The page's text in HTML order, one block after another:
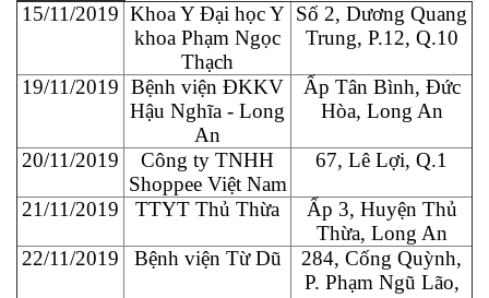
15/11/2019 Khoa Y Đại học Y
khoa Phạm Ngọc
Thạch
Số 2, Dương Quang
Trung, P.12, Q.10
19/11/2019 Bệnh viện ĐKKV
Hậu Nghĩa - Long
An
Ấp Tân Bình, Đức
Hòa, Long An
20/11/2019
Công ty TNHH
Shoppee Việt Nam
67, Lê Lợi, Q.1
21/11/2019 TTYT Thủ Thừa
Ấp 3, Huyện Thủ
Thừa, Long An
22/11/2019
Bệnh viện Từ Dũ
284, Cống Quỳnh,
P. Phạm Ngũ Lão,